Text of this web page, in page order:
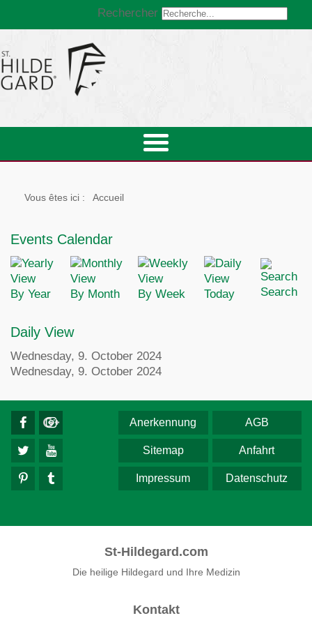
Rechercher
Vous êtes ici : Accueil
Events Calendar
By Year By Month By Week Today Search
Daily View
Wednesday, 9. October 2024
Wednesday, 9. October 2024
AGB
Anerkennung
Anfahrt
Sitemap
Datenschutz
Impressum
St-Hildegard.com
Die heilige Hildegard und Ihre Medizin
Kontakt